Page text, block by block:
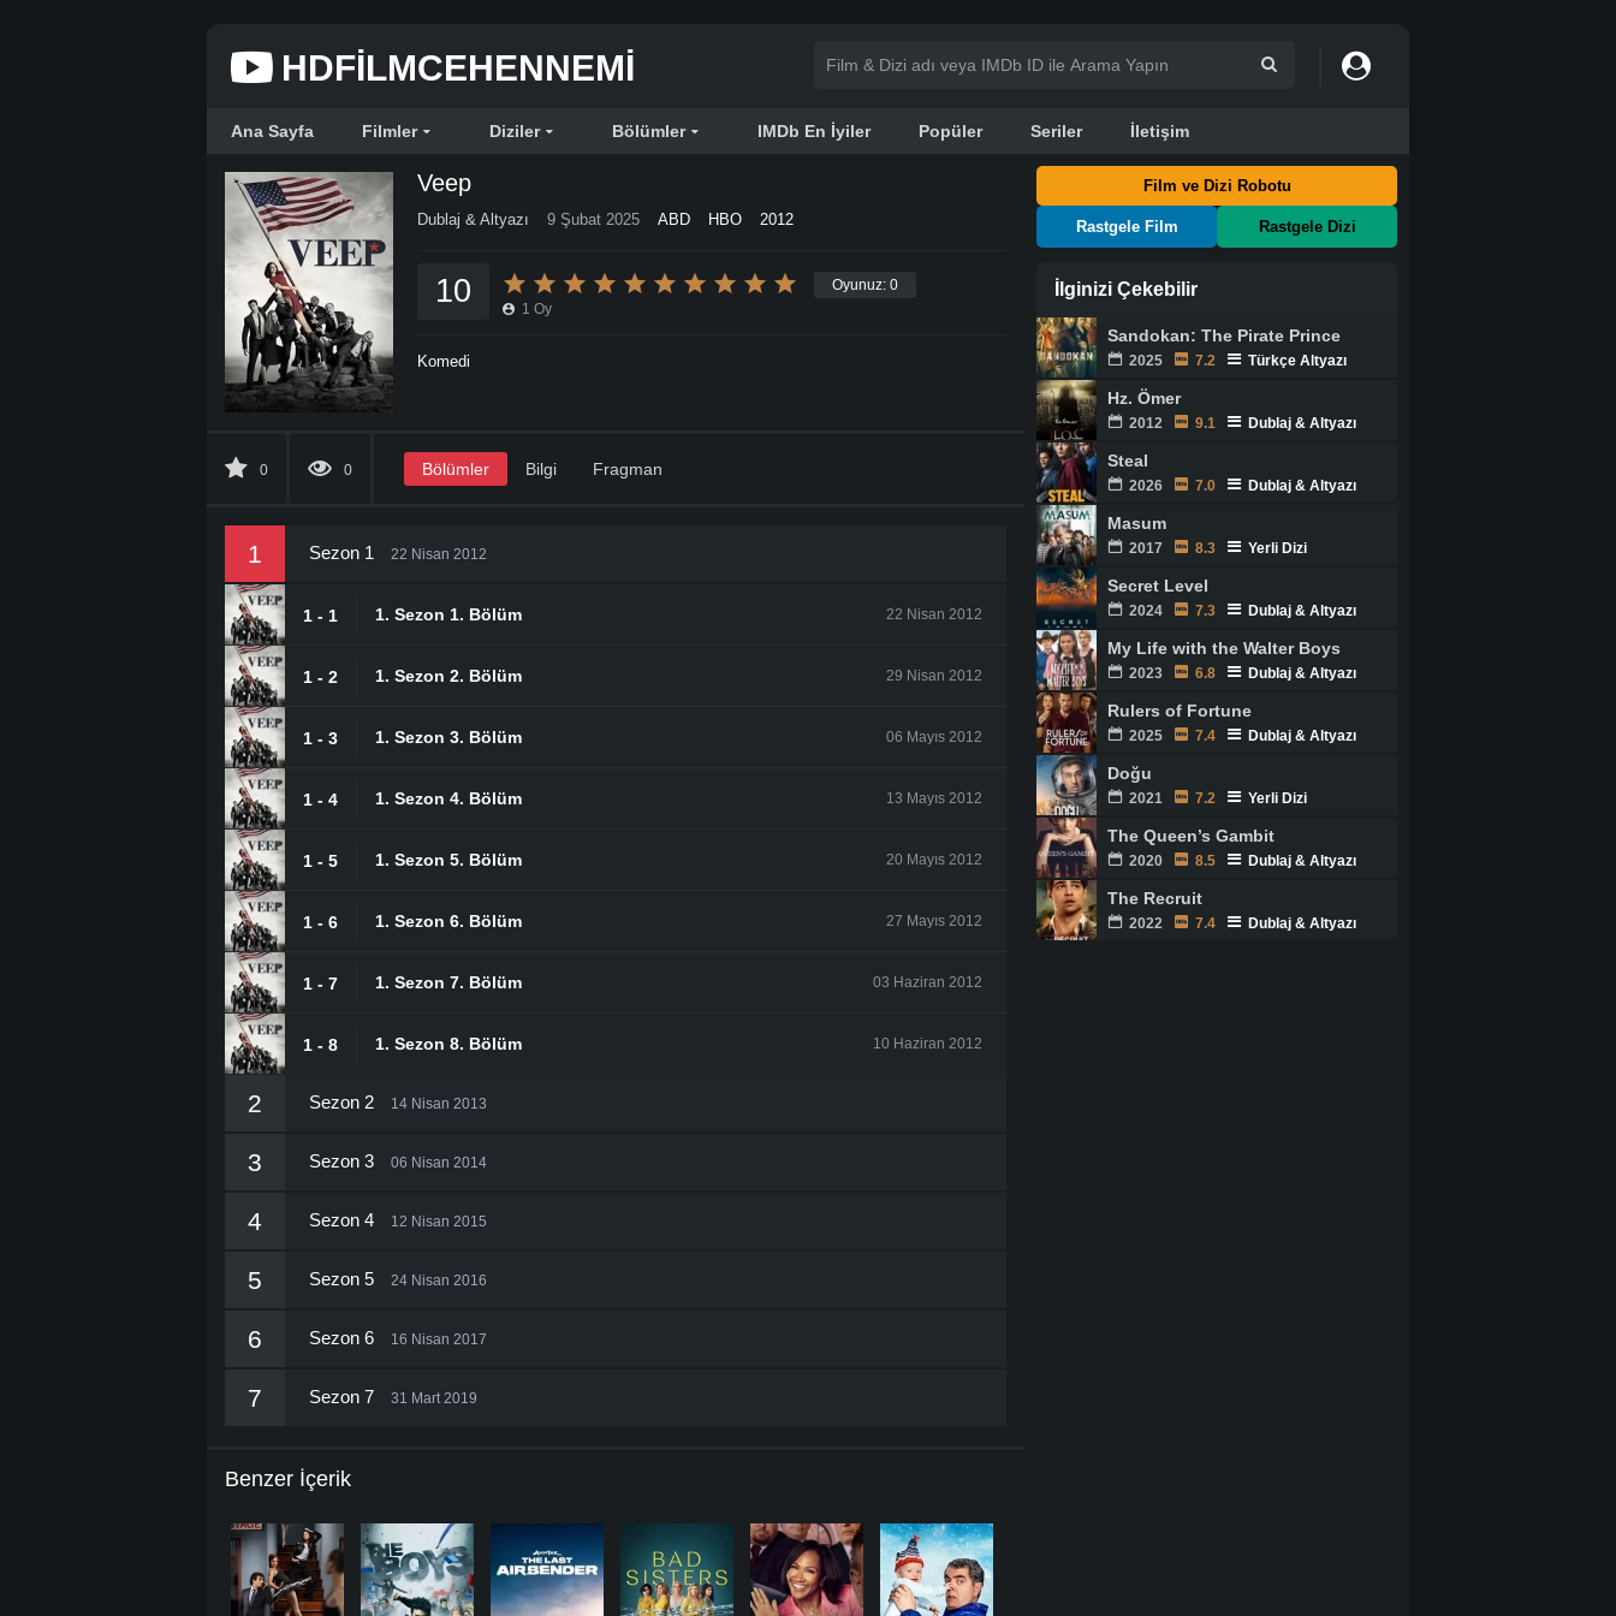
HDFILMCEHENNEMI
Ana Sayfa Filmler Diziler Bölümler IMDb En İyiler Popüler Seriler İletişim
Veep
Dublaj & Altyazı 9 Şubat 2025 ABD HBO 2012
Oyunuz: 0
10 1 Oy
Komedi
0 0 Bölümler Bilgi Fragman
1 Sezon 1 22 Nisan 2012
1 - 1 1. Sezon 1. Bölüm 22 Nisan 2012
1 - 2 1. Sezon 2. Bölüm 29 Nisan 2012
1 - 3 1. Sezon 3. Bölüm 06 Mayıs 2012
1 - 4 1. Sezon 4. Bölüm 13 Mayıs 2012
1 - 5 1. Sezon 5. Bölüm 20 Mayıs 2012
1 - 6 1. Sezon 6. Bölüm 27 Mayıs 2012
1 - 7 1. Sezon 7. Bölüm 03 Haziran 2012
1 - 8 1. Sezon 8. Bölüm 10 Haziran 2012
2 Sezon 2 14 Nisan 2013
3 Sezon 3 06 Nisan 2014
4 Sezon 4 12 Nisan 2015
5 Sezon 5 24 Nisan 2016
6 Sezon 6 16 Nisan 2017
7 Sezon 7 31 Mart 2019
Benzer İçerik
Film ve Dizi Robotu
Rastgele Film Rastgele Dizi
İlginizi Çekebilir
Sandokan: The Pirate Prince
2025 7.2 Türkçe Altyazı
Hz. Ömer
2012 9.1 Dublaj & Altyazı
Steal
2026 7.0 Dublaj & Altyazı
Masum
2017 8.3 Yerli Dizi
Secret Level
2024 7.3 Dublaj & Altyazı
My Life with the Walter Boys
2023 6.8 Dublaj & Altyazı
Rulers of Fortune
2025 7.4 Dublaj & Altyazı
Doğu
2021 7.2 Yerli Dizi
The Queen’s Gambit
2020 8.5 Dublaj & Altyazı
The Recruit
2022 7.4 Dublaj & Altyazı